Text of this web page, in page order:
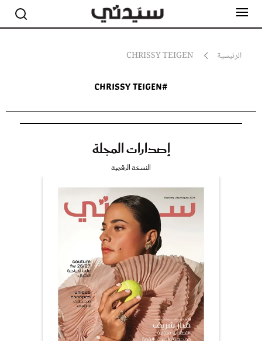
الرئيسية CHRISSY TEIGEN
#Chrissy Teigen
إصدارات المجلة
النسخة الرقمية
جمال
صحة ورشاقة
عروس سيدتي